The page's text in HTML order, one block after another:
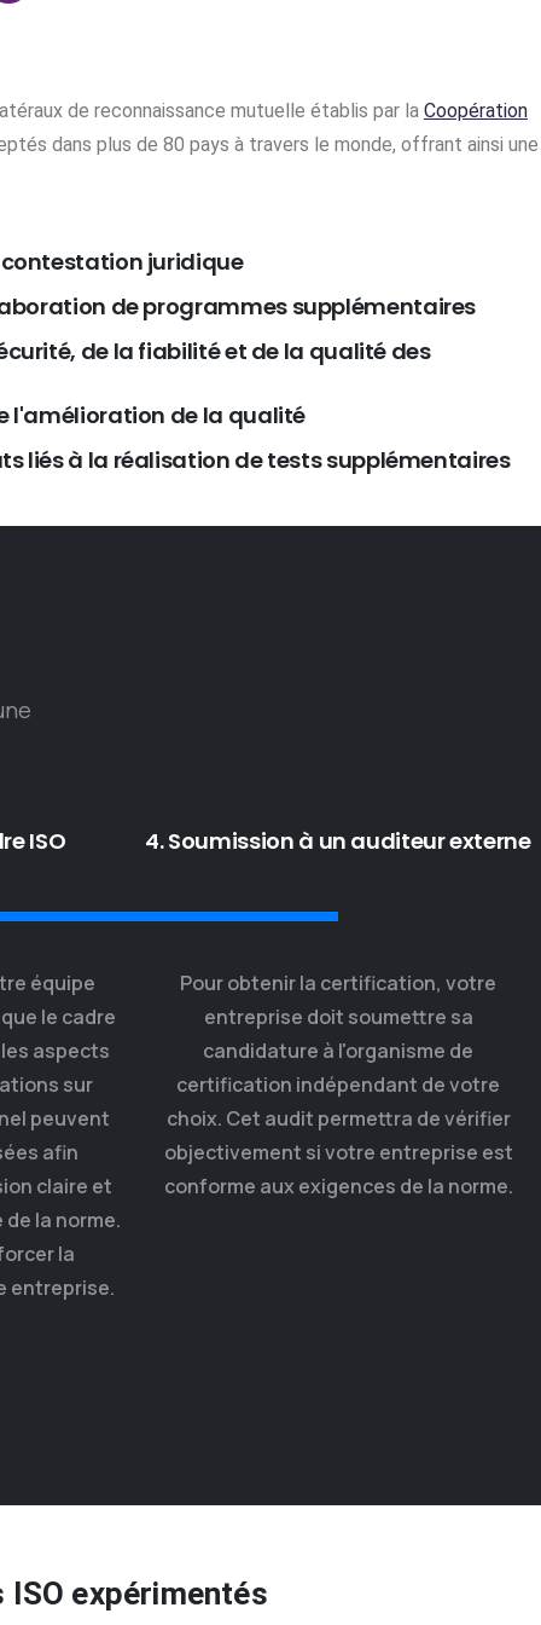
de reconnaissance mutuelle établis par la Coopération
dans plus de 80 pays à travers le monde, offrant ainsi une
contestation juridique
de programmes supplémentaires
de la fiabilité et de la qualité des
l'amélioration de la qualité
liés à la réalisation de tests supplémentaires
ISO
équipe
le cadre
aspects
sur
peuvent
afin
claire et
la norme.
la
entreprise.
4. Soumission à un auditeur externe
Pour obtenir la certification, votre
entreprise doit soumettre sa
candidature à l'organisme de
certification indépendant de votre
choix. Cet audit permettra de vérifier
objectivement si votre entreprise est
conforme aux exigences de la norme.
expérimentés